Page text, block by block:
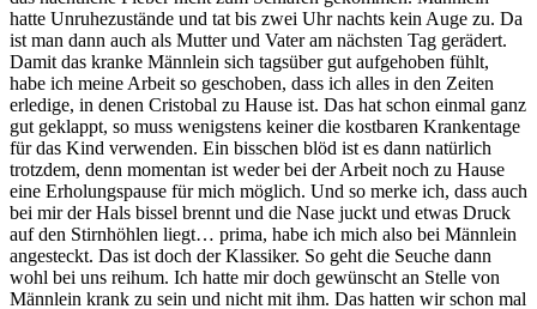
hatte Unruhezustände und tat bis zwei Uhr nachts kein Auge zu. Da
ist man dann auch als Mutter und Vater am nächsten Tag gerädert.
Damit das kranke Männlein sich tagsüber gut aufgehoben fühlt,
habe ich meine Arbeit so geschoben, dass ich alles in den Zeiten
erledige, in denen Cristobal zu Hause ist. Das hat schon einmal ganz
gut geklappt, so muss wenigstens keiner die kostbaren Krankentage
für das Kind verwenden. Ein bisschen blöd ist es dann natürlich
trotzdem, denn momentan ist weder bei der Arbeit noch zu Hause
eine Erholungspause für mich möglich. Und so merke ich, dass auch
bei mir der Hals bissel brennt und die Nase juckt und etwas Druck
auf den Stirnhöhlen liegt… prima, habe ich mich also bei Männlein
angesteckt. Das ist doch der Klassiker. So geht die Seuche dann
wohl bei uns reihum. Ich hatte mir doch gewünscht an Stelle von
Männlein krank zu sein und nicht mit ihm. Das hatten wir schon mal